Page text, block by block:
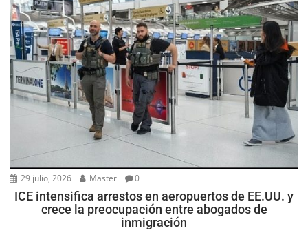
29 julio, 2026 Master 0
ICE intensifica arrestos en aeropuertos de EE.UU. y
crece la preocupación entre abogados de
inmigración